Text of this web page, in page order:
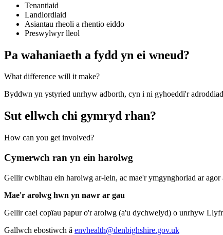
Tenantiaid
Landlordiaid
Asiantau rheoli a rhentio eiddo
Preswylwyr lleol
Pa wahaniaeth a fydd yn ei wneud?
What difference will it make?
Byddwn yn ystyried unrhyw adborth, cyn i ni gyhoeddi'r
Sut ellwch chi gymryd rhan?
How can you get involved?
Cymerwch ran yn ein harolwg
Gellir cwblhau ein harolwg ar-lein, ac mae'r ymgynghoriad ar
Mae'r arolwg hwn yn nawr ar gau
Gellir cael copïau papur o'r arolwg (a'u dychwelyd) o unrhyw
Gallwch ebostiwch â envhealth@denbighshire.gov.uk